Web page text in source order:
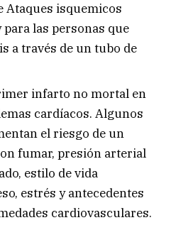
Ataques isquemicos
las personas que
a través de un tubo de
infarto no mortal en
cardíacos. Algunos
el riesgo de un
fumar, presión arterial
estilo de vida
estrés y antecedentes
cardiovasculares.